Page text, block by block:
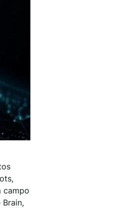
campo